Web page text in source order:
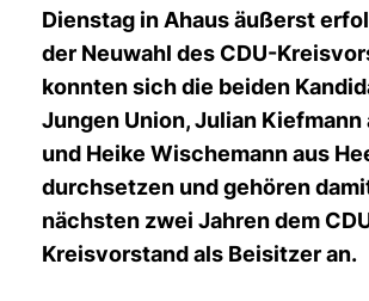
Dienstag in Ahaus äußerst
der Neuwahl des CDU-
konnten sich die beiden
Jungen Union, Julian
und Heike Wischemann aus
durchsetzen und gehören
nächsten zwei Jahren dem
Kreisvorstand als Beisitzer an.